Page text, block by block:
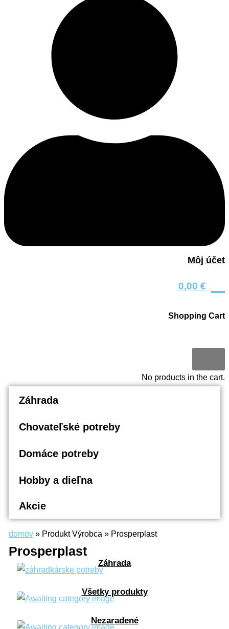
Môj účet
0,00 €
Shopping Cart
No products in the cart.
Záhrada
Chovateľské potreby
Domáce potreby
Hobby a dieľna
Akcie
domov» Produkt Výrobca » Prosperplast
Prosperplast
Záhrada
Všetky produkty
Nezaradené